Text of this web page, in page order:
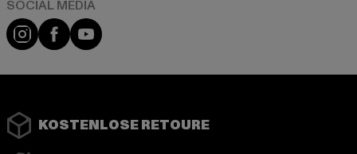
Instagram
FacebookYouTube
KOSTENLOSE RETOURE